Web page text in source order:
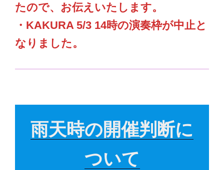
たので、お伝えいたします。
・KAKURA 5/3 14時の演奏枠が中止と
なりました。
雨天時の開催判断に
ついて